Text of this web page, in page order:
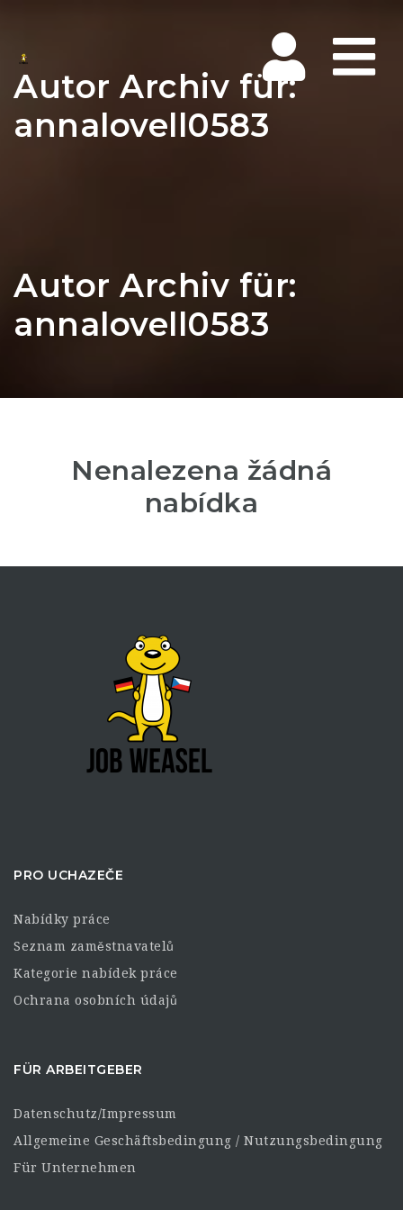
Autor Archiv für:
annalovell0583
Autor Archiv für:
annalovell0583
Nenalezena žádná
nabídka
PRO UCHAZEČE
Nabídky práce
Seznam zaměstnavatelů
Kategorie nabídek práce
Ochrana osobních údajů
FÜR ARBEITGEBER
Datenschutz/Impressum
Allgemeine Geschäftsbedingung / Nutzungsbedingung
Für Unternehmen